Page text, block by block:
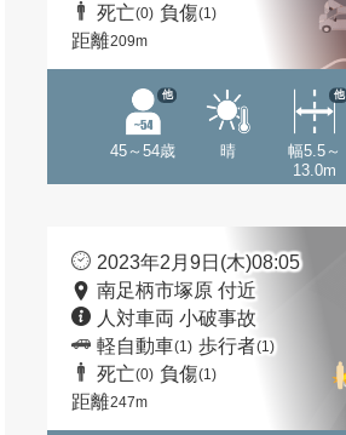
死亡(0) 負傷(1)
距離209m
45～54歳
他
晴
幅5.5～
13.0m
他
2023年2月9日(木)08:05
南足柄市塚原 付近
人対車両 小破事故
軽自動車(1) 歩行者(1)
死亡(0) 負傷(1)
距離247m